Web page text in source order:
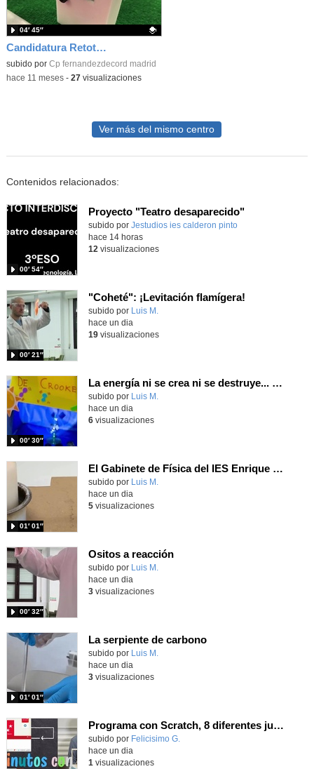
Candidatura Retotech 2025 - CEIP Gonzalo Fernández de Córdoba
Contenido educativo.
subido por Cp fernandezdecord madrid
04′ 45″
-hace 11 meses- 27 visualizaciones
Ver más del mismo centro
Contenidos relacionados:
Proyecto "Teatro desaparecido"
Contenido educativo.
subido por Jestudios ies calderon pinto
00′ 54″
-
hace 14 horas
12 visualizaciones
"Coheté": ¡Levitación flamígera!
Contenido educativo.
subido por Luis M.
00′ 21″
hace un dia
19visualizaciones
La energía ni se crea ni se destruye... ¡se experimenta! El Tierno en la Feria Madrid es Ciencia 2026
Contenido educativo.
subido por Luis M.
00′ 30″
hace un dia
6visualizaciones
El Gabinete de Física del IES Enrique Tierno Galván de Parla (Curso 25-26)
Contenido educativo.
subido por Luis M.
01′ 01″
hace un dia
5visualizaciones
Ositos a reacción
Contenido educativo.
subido por Luis M.
00′ 32″
hace un dia
3visualizaciones
La serpiente de carbono
Contenido educativo.
subido por Luis M.
01′ 01″
hace un dia
3visualizaciones
Programa con Scratch, 8 diferentes juegos para vivir la emoción de los partidos de España en el mundial 2026
Contenido educativo.
subido por Felicisimo G.
hace un dia
1 visualizaciones